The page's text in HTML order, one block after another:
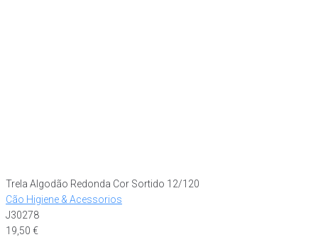
Trela Algodão Redonda Cor Sortido 12/120
Cão Higiene & Acessorios
J30278
19,50 €